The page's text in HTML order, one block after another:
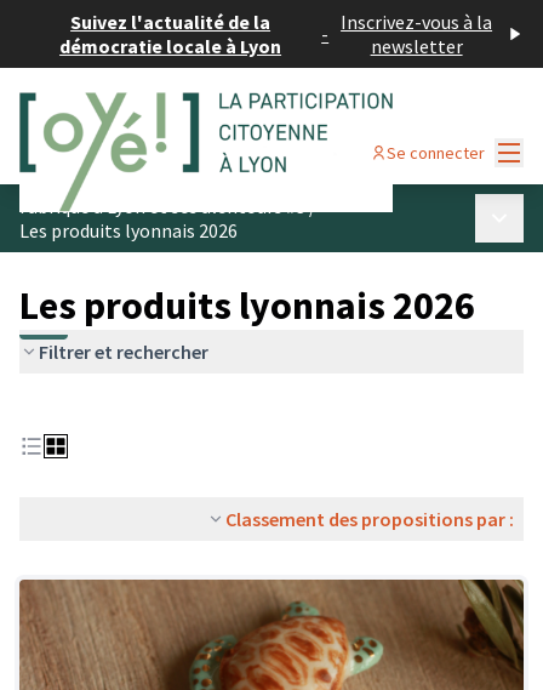
Suivez l'actualité de la
démocratie locale à Lyon
- Inscrivez-vous à la
newsletter
Se connecter
Fabriqué à Lyon et ses alentours #3/
Les produits lyonnais 2026
Les produits lyonnais 2026
Filtrer et rechercher
Classement des propositions par :